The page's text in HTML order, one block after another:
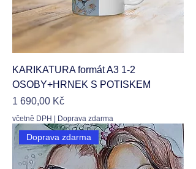
KARIKATURA formát A3 1-2
OSOBY+HRNEK S POTISKEM
Cena
1 690,00 Kč
včetně DPH Doprava zdarma
Doprava zdarma